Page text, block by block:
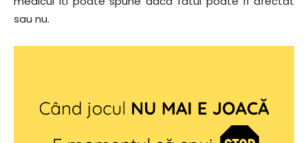
sau nu.